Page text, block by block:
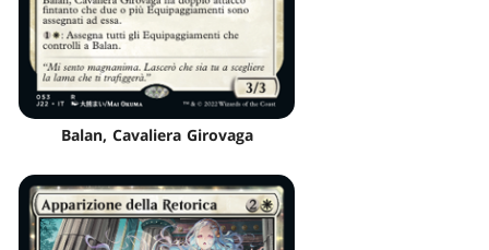
Balan, Cavaliera Girovaga